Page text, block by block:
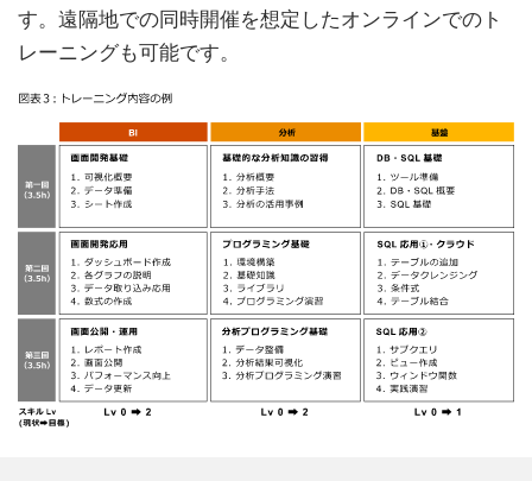
す。遠隔地での同時開催を想定したオンラインでのト
レーニングも可能です。